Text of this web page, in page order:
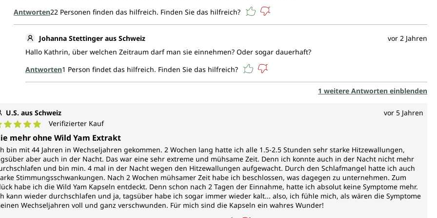
Antworten22 Personen finden das hilfreich. Finden Sie das hilfreich?
Johanna Stettinger aus Schweiz
vor 2 Jahren
Hallo Kathrin, über welchen Zeitraum darf man sie einnehmen? Oder sogar dauerhaft?
Antworten1 Person findet das hilfreich. Finden Sie das hilfreich?
1 weitere Antworten einblenden
U.S. aus Schweiz vor 5 Jahren
Bewertung von 5 von 5 Sternen
Verifizierter Kauf
mehr ohne Wild Yam Extrakt
bin mit 44 Jahren in Wechseljahren gekommen. 2 Wochen lang hatte ich alle 1.5-2.5 Stunden sehr starke Hitzewallungen,
aber auch in der Nacht. Das war eine sehr extreme und mühsame Zeit. Denn ich konnte auch in der Nacht nicht mehr
und bin min. 4 mal in der Nacht wegen den Hitzewallungen aufgewacht. Durch den Schlafmangel hatte ich auch
Stimmungsschwankungen. Nach 2 Wochen mühsamer Zeit habe ich beschlossen, was dagegen zu unternehmen. Zum
habe ich die Wild Yam Kapseln entdeckt. Denn schon nach 2 Tagen der Einnahme, hatte ich absolut keine Symptome mehr.
kann wieder durchschlafen und ja, tagsüber habe ich sogar immer wieder kalt... also, ich fühle mich, als wären die Symptome
Wechseljahren voll und ganz verschwunden. Für mich sind die Kapseln ein wahres Wunder!